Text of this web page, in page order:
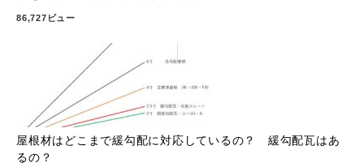
86,727ビュー
屋根材はどこまで緩勾配に対応しているの？ 緩勾配瓦はあ
るの？